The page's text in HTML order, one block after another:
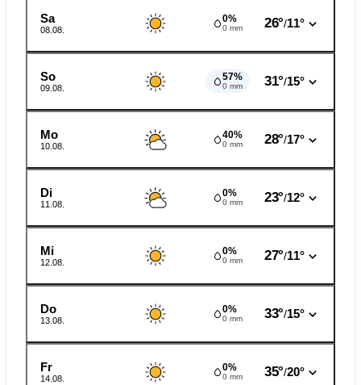
Sa
08.08.
0%
0 mm 26°/11°
So
09.08.
57%
0 mm 31°/15°
Mo
10.08.
40%
0 mm 28°/17°
Di
11.08.
0%
0 mm 23°/12°
Mi
12.08.
0%
0 mm 27°/11°
Do
13.08.
0%
0 mm 33°/15°
Fr
14.08.
0%
0 mm 35°/20°